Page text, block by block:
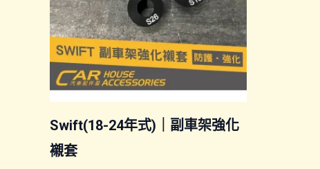
Swift(18-24年式)｜副車架強化
襯套